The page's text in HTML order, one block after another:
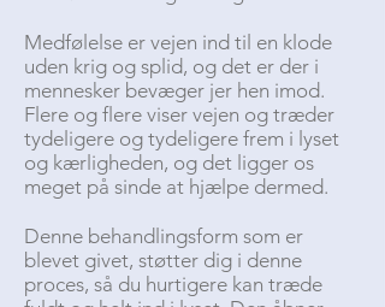
Medfølelse er vejen ind til en klode
uden krig og splid, og det er der i
mennesker bevæger jer hen imod.
Flere og flere viser vejen og træder
tydeligere og tydeligere frem i lyset
og kærligheden, og det ligger os
meget på sinde at hjælpe dermed.
Denne behandlingsform som er
blevet givet, støtter dig i denne
proces, så du hurtigere kan træde